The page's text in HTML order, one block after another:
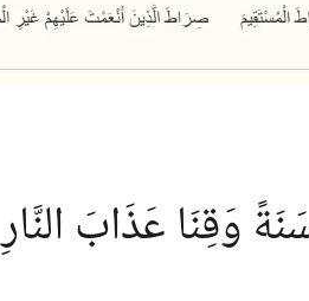
وَقِنَا عَذَابَ النَّارِ